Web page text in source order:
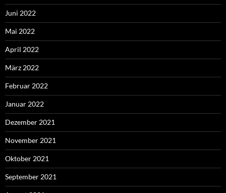
Juni 2022
Mai 2022
April 2022
März 2022
Februar 2022
Januar 2022
Dezember 2021
November 2021
Oktober 2021
September 2021